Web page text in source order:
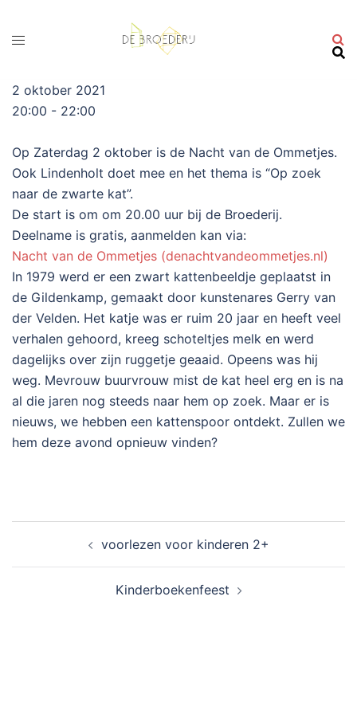
2 oktober 2021
20:00 - 22:00
Op Zaterdag 2 oktober is de Nacht van de Ommetjes.
Ook Lindenholt doet mee en het thema is “Op zoek
naar de zwarte kat”.
De start is om om 20.00 uur bij de Broederij.
Deelname is gratis, aanmelden kan via:
Nacht van de Ommetjes (denachtvandeommetjes.nl)
In 1979 werd er een zwart kattenbeeldje geplaatst in
de Gildenkamp, gemaakt door kunstenares Gerry van
der Velden. Het katje was er ruim 20 jaar en heeft veel
verhalen gehoord, kreeg schoteltjes melk en werd
dagelijks over zijn ruggetje geaaid. Opeens was hij
weg. Mevrouw buurvrouw mist de kat heel erg en is na
al die jaren nog steeds naar hem op zoek. Maar er is
nieuws, we hebben een kattenspoor ontdekt. Zullen we
hem deze avond opnieuw vinden?
voorlezen voor kinderen 2+
Kinderboekenfeest